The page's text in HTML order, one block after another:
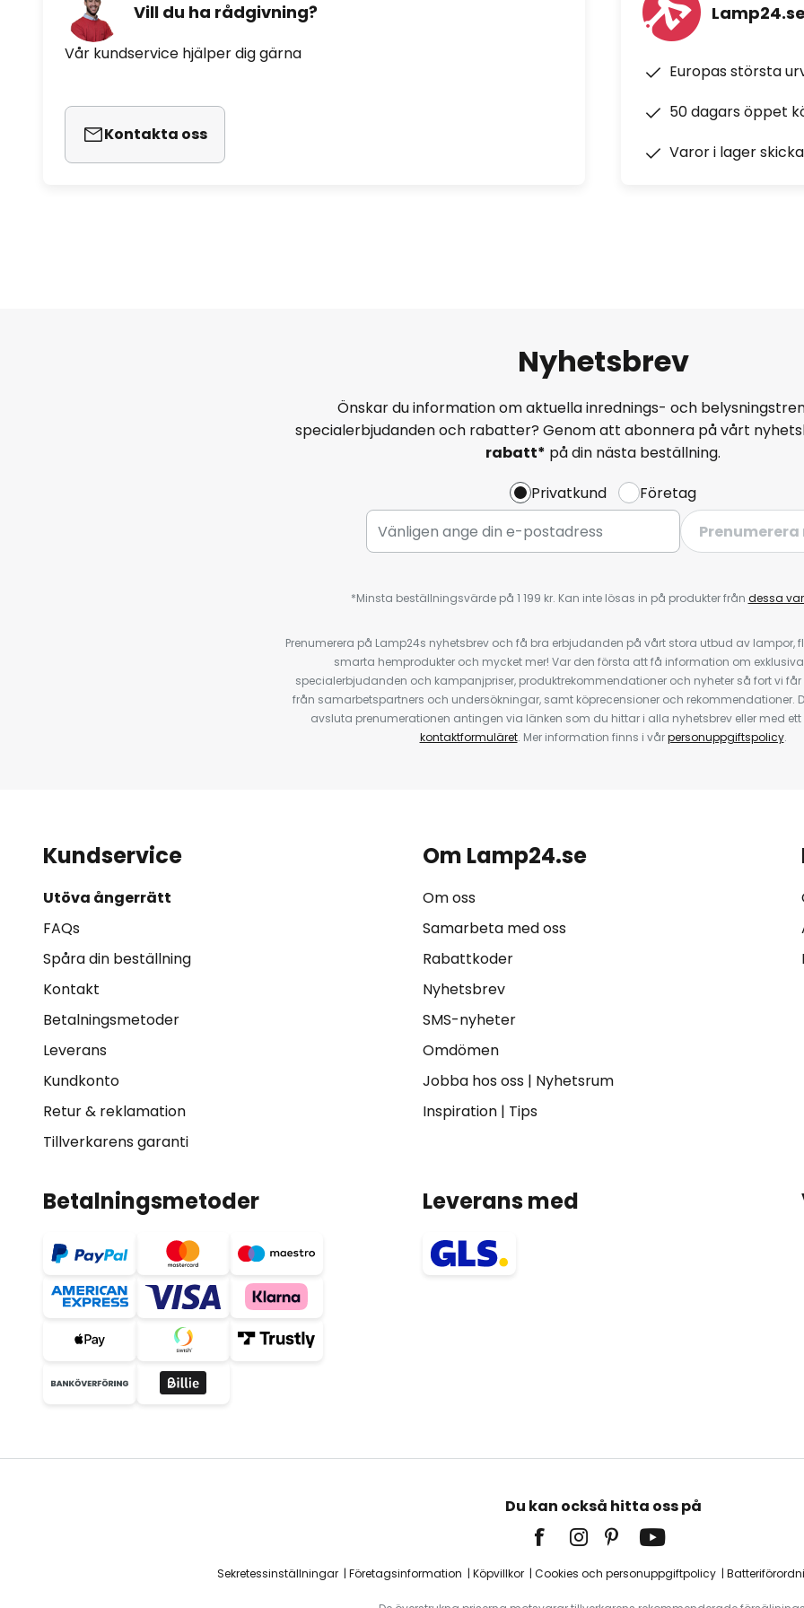
Vill du ha rådgivning?
Vår kundservice hjälper dig gärna
Kontakta oss
Europas största
50 dagars öppet
Varor i lager
Nyhetsbrev
Önskar du information om aktuella inrednings- och
specialerbjudanden och rabatter? Genom att abonnera på vårt
rabatt* på din nästa beställning.
Privatkund
Företag
Prenumerera
*Minsta beställningsvärde på 1 199 kr. Kan inte lösas in på produkter från dessa
Prenumerera på Lamp24s nyhetsbrev och få bra erbjudanden på vårt stora utbud av lampor,
smarta hemprodukter och mycket mer! Var den första att få information om
specialerbjudanden och kampanjpriser, produktrekommendationer och nyheter så fort vi
från samarbetspartners och undersökningar, samt köprecensioner och rekommendationer.
avsluta prenumerationen antingen via länken som du hittar i alla nyhetsbrev eller med
kontaktformuläret. Mer information finns i vårpersonuppgiftspolicy.
Kundservice
Utöva ångerrätt
FAQs
Spåra din beställning
Kontakt
Betalningsmetoder
Leverans
Kundkonto
Retur & reklamation
Tillverkarens garanti
Om Lamp24.se
Om oss
Samarbeta med oss
Rabattkoder
Nyhetsbrev
SMS-nyheter
Omdömen
Jobba hos oss| Nyhetsrum
Inspiration| Tips
Betalningsmetoder Leverans med
Du kan också hitta oss på
Sekretessinställningar Företagsinformation Köpvillkor Cookies och personuppgiftpolicy